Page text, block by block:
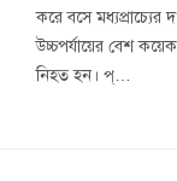
করে বসে মধ্যপ্রাচ্যের
উচ্চপর্যায়ের বেশ
নিহত হন। প্…